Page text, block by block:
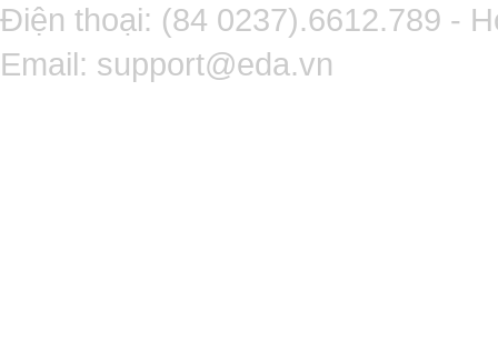
Điện thoại: (84 0237).6612.789 -
Email: support@eda.vn